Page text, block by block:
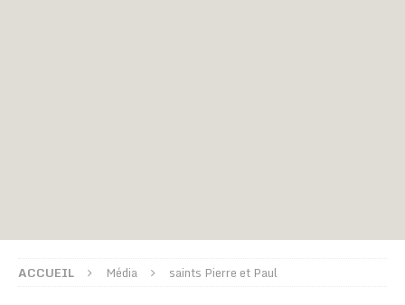
ACCUEIL Média saints Pierre et Paul